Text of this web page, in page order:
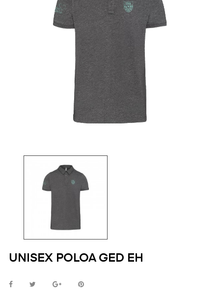
UNISEX POLOA GED EH